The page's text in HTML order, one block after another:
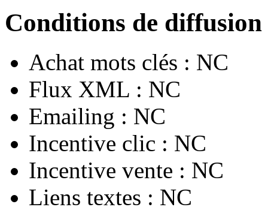
Conditions de diffusion
Achat mots clés : NC
Flux XML : NC
Emailing : NC
Incentive clic : NC
Incentive vente : NC
Liens textes : NC